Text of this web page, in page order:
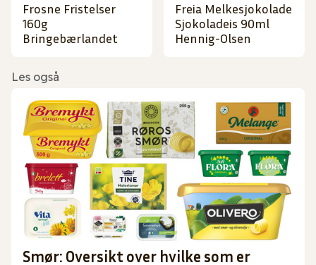
Frosne Fristelser
160g
Bringebærlandet
Freia Melkesjokolade
Sjokoladeis 90ml
Hennig-Olsen
Les også
Smør: Oversikt over hvilke som er